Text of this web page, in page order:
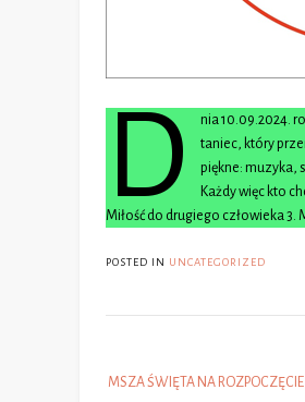
D
nia 10.09.2024.
taniec, który
piękne: muzyka,
Każdy więc kto
Miłość do drugiego człowieka 3.
POSTED IN UNCATEGORIZED
MSZA ŚWIĘTA NA